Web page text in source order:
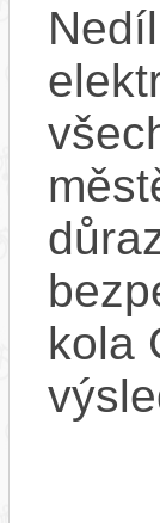
kola